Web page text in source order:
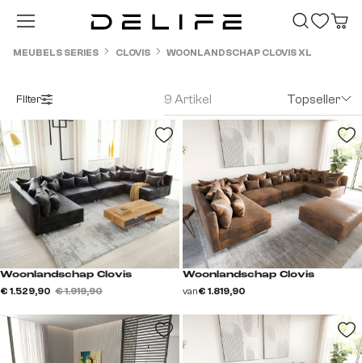
Ga naar de hoofdinhoud
MEUBELS SERIES CLOVIS WOONLANDSCHAP CLOVIS XL
Filter 9 Artikel Topseller
Woonlandschap Clovis
€ 1.529,90 € 1.919,90
Woonlandschap Clovis
van€ 1.819,90